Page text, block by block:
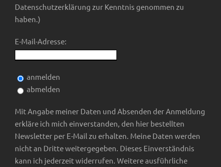
Datenschutzerklärung zur Kenntnis genommen zu
haben.)
E-Mail-Adresse:
anmelden
abmelden
Mit Angabe meiner Daten und Absenden der Anmeldung
erkläre ich mich einverstanden, den hier bestellten
Newsletter per E-Mail zu erhalten. Meine Daten werden
nicht an Dritte weitergegeben. Dieses Einverständnis
kann ich jederzeit widerrufen. Weitere ausführliche